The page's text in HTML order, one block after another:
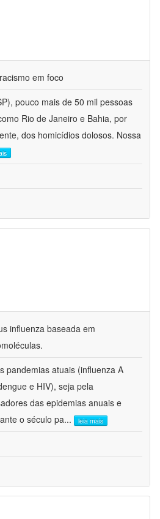
em foco
pouco mais de 50 mil pessoas
Rio de Janeiro e Bahia, por
dos homicídios dolosos. Nossa
influenza baseada em
pandemias atuais (influenza A
e HIV), seja pela
das epidemias anuais e
o século pa... leia mais